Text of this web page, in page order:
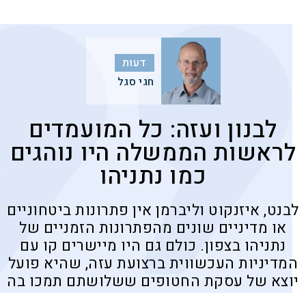
דעות
חגי סגל
לבנון ועזה: כל המועמדים
לראשות הממשלה היו נוהגים
כמו נתניהו
לבנט, איזנקוט וליברמן אין פתרונות ביטחוניים
או מדיניים שונים מהפתרונות הזמניים של
נתניהו בצפון. כולם גם היו מיישרים קו עם
המדיניות העכשווית ברצועת עזה, שהיא פועל
יוצא של עסקת החטופים ששלושתם תמכו בה